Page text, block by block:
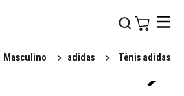
Masculino adidas
Tênis adidas